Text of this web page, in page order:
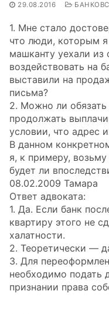
29.08.2016
1. Мне стало
что люди, которым
машканту уехали
воздействовать на
выставили на
письма?
2. Можно ли
продолжать
условии, что адрес
В данном
я, к примеру,
будет ли
08.02.2009 Тамара
Ответ адвоката:
1. Да. Если банк
квартиру этого не
халатности.
2. Теоретически —
3. Для
необходимо подать
признании права